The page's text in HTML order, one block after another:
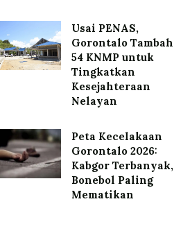
Usai PENAS,
Gorontalo Tambah
54 KNMP untuk
Tingkatkan
Kesejahteraan
Nelayan
Peta Kecelakaan
Gorontalo 2026:
Kabgor Terbanyak,
Bonebol Paling
Mematikan